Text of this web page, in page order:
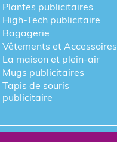
Plantes publicitaires
High-Tech publicitaire
Bagagerie
Vêtements et Accessoires
La maison et plein-air
Mugs publicitaires
Tapis de souris
publicitaire